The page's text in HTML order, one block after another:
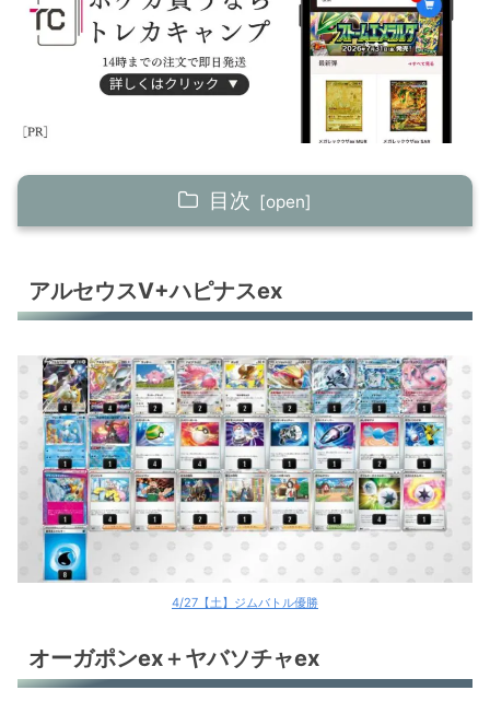
目次
オーガポンex＋ヤバソチャex
レジドラゴV
おまつりおんど
おまつりおんど
ハピナスex
ヒードラン＋オリジンディアルガV
環境デッキレシピまとめ
アルセウスV+ハピナスex
4/27【土】ジムバトル優勝
オーガポンex＋ヤバソチャex